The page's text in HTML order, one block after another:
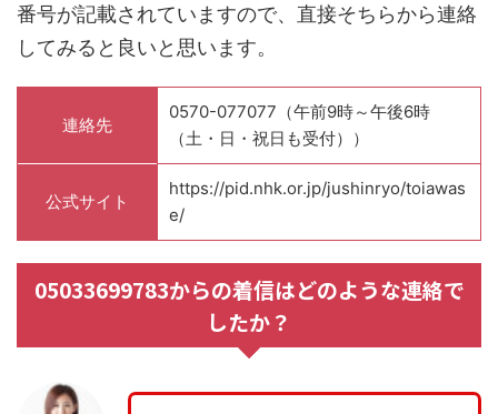
番号が記載されていますので、直接そちらから連絡
してみると良いと思います。
連絡先
0570-077077（午前9時～午後6時
（土・日・祝日も受付））
公式サイト
https://pid.nhk.or.jp/jushinryo/toiawas
e/
05033699783からの着信はどのような連絡で
したか？